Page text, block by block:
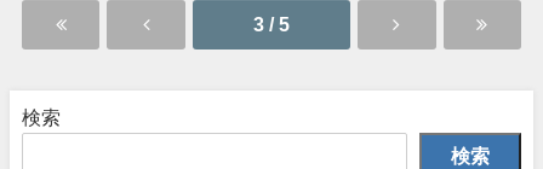
3 / 5
検索
検索